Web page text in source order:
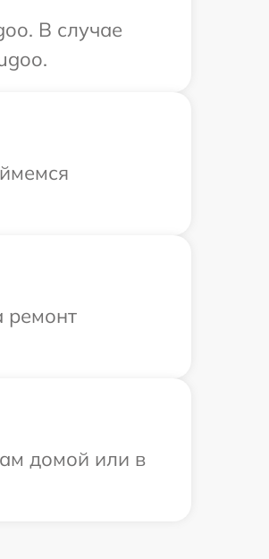
В случае
ремонт
домой или в